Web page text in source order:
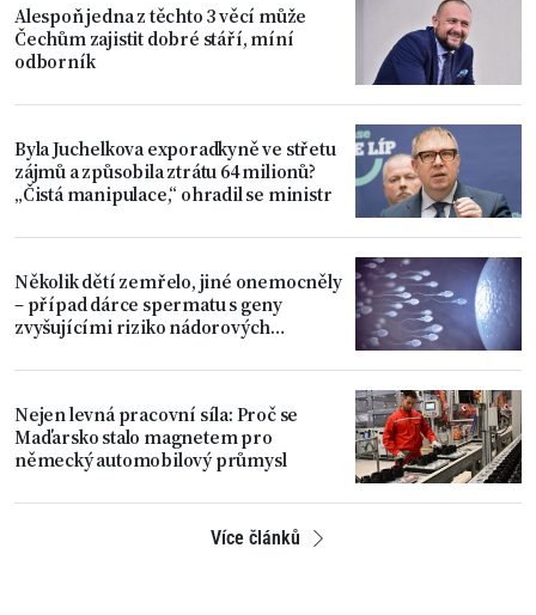
Alespoň jedna z těchto 3 věcí může
Čechům zajistit dobré stáří, míní
odborník
Byla Juchelkova exporadkyně ve střetu
zájmů a způsobila ztrátu 64 milionů?
„Čistá manipulace,“ ohradil se ministr
Několik dětí zemřelo, jiné onemocněly
– případ dárce spermatu s geny
zvyšujícími riziko nádorových
Nejen levná pracovní síla: Proč se
Maďarsko stalo magnetem pro
německý automobilový průmysl
Více článků